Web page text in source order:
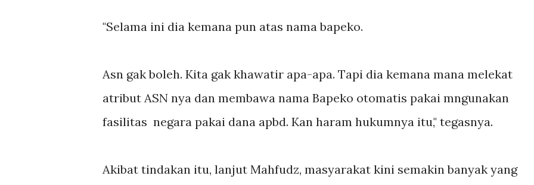
"Selama ini dia kemana pun atas nama bapeko.
Asn gak boleh. Kita gak khawatir apa-apa. Tapi dia kemana mana melekat
atribut ASN nya dan membawa nama Bapeko otomatis pakai mngunakan
fasilitas negara pakai dana apbd. Kan haram hukumnya itu," tegasnya.
Akibat tindakan itu, lanjut Mahfudz, masyarakat kini semakin banyak yang